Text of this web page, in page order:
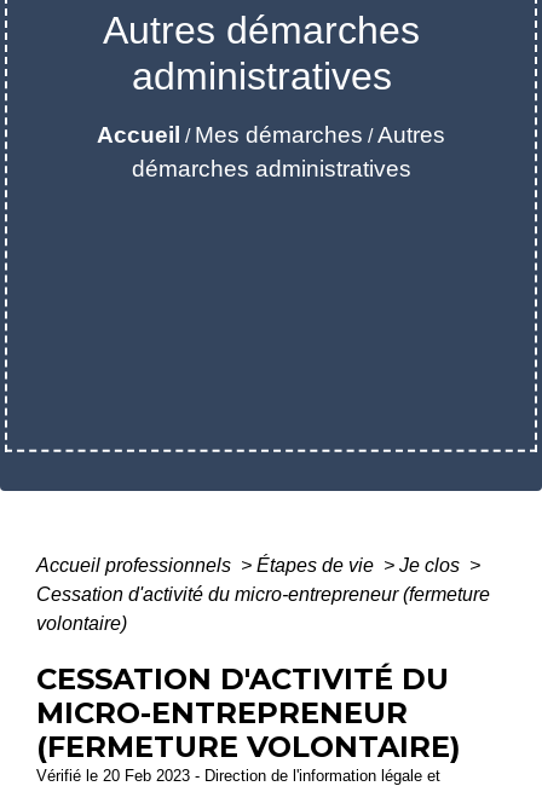
Autres démarches
administratives
Accueil / Mes démarches /Autres
démarches administratives
Accueil professionnels > Étapes de vie > Je clos >
Cessation d'activité du micro-entrepreneur (fermeture
volontaire)
CESSATION D'ACTIVITÉ DU
MICRO-ENTREPRENEUR
(FERMETURE VOLONTAIRE)
Vérifié le 20 Feb 2023 - Direction de l'information légale et